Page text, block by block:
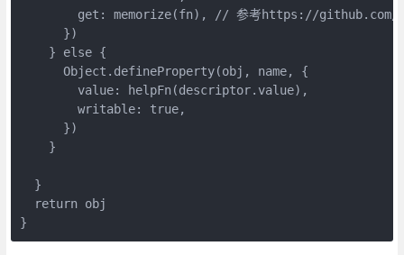
get: memorize(fn), // 参考https://github.com/
})
} else {
Object.defineProperty(obj, name, {
value: helpFn(descriptor.value),
writable: true,
})
}
}
return obj